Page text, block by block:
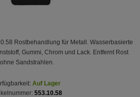
Rostbehandlung für Metall. Wasserbasierte
Gummi, Chrom und Lack. Entfernt Rost
ohne Sandstrahlen.
Auf Lager
553.10.58